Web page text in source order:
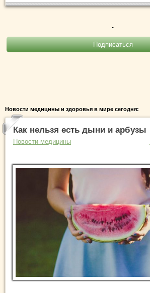
.
Новости медицины и здоровья в мире сегодня:
Как нельзя есть дыни и арбузы
Новости медицины